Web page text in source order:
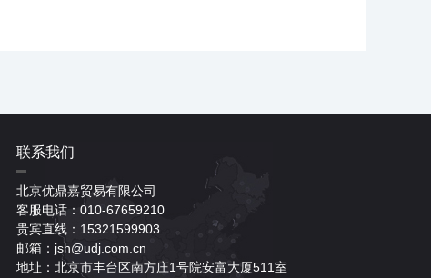
联系我们
北京优鼎嘉贸易有限公司
客服电话：010-67659210
贵宾直线：15321599903
邮箱：jsh@udj.com.cn
地址：北京市丰台区南方庄1号院安富大厦511室